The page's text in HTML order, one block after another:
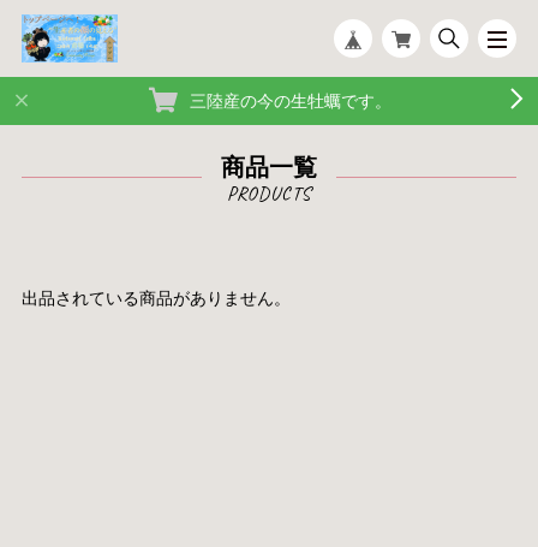
三陸産の今の生牡蠣です。
商品一覧
出品されている商品がありません。